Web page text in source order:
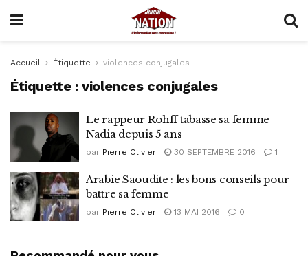
Accueil Étiquette violences conjugales
Étiquette :violences conjugales
Le rappeur Rohff tabasse sa femme
Nadia depuis 5 ans
par Pierre Olivier 30 SEPTEMBRE 2016 1
Arabie Saoudite : les bons conseils pour
battre sa femme
par Pierre Olivier 13 MAI 2016 0